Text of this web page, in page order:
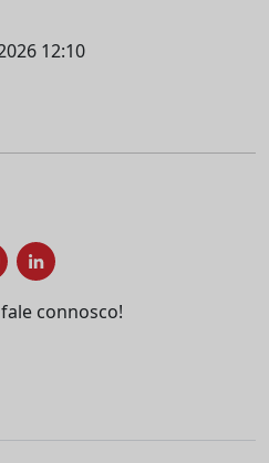
12:10
fale connosco!